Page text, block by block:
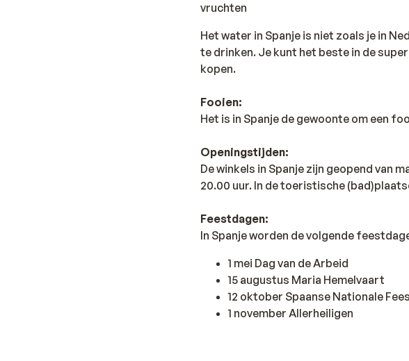
vruchten
Het water in Spanje is niet zoals je in
te drinken. Je kunt het beste in de
kopen.
Fooien:
Het is in Spanje de gewoonte om een
Openingstijden:
De winkels in Spanje zijn geopend van
20.00 uur. In de toeristische
Feestdagen:
In Spanje worden de volgende
1 mei Dag van de Arbeid
15 augustus Maria Hemelvaart
12 oktober Spaanse Nationale
1 november Allerheiligen